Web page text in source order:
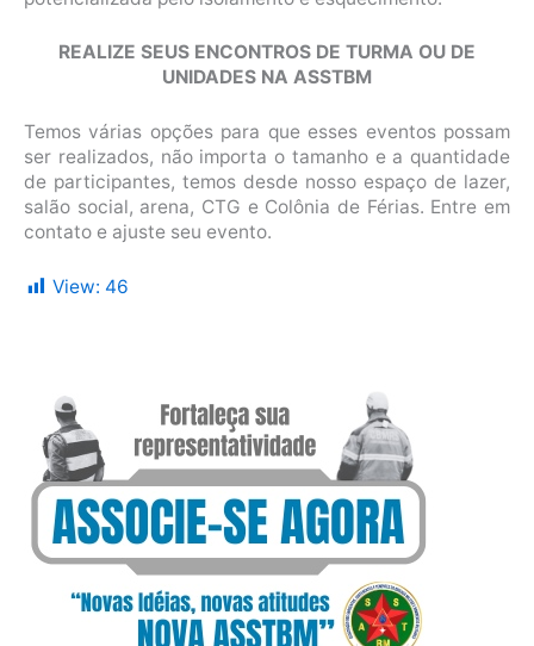
REALIZE SEUS ENCONTROS DE TURMA OU DE
UNIDADES NA ASSTBM
Temos várias opções para que esses eventos possam
ser realizados, não importa o tamanho e a quantidade
de participantes, temos desde nosso espaço de lazer,
salão social, arena, CTG e Colônia de Férias. Entre em
contato e ajuste seu evento.
View: 46